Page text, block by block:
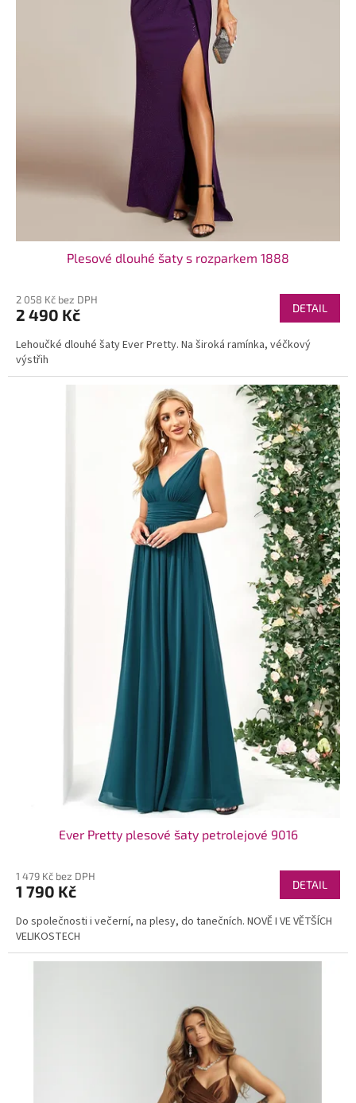
Plesové dlouhé šaty s rozparkem 1888
2 058 Kč bez DPH
2 490 Kč DETAIL
Lehoučké dlouhé šaty Ever Pretty. Na široká ramínka, véčkový
výstřih
Ever Pretty plesové šaty petrolejové 9016
1 479 Kč bez DPH
1 790 Kč DETAIL
Do společnosti i večerní, na plesy, do tanečních. NOVĚ I VE VĚTŠÍCH
VELIKOSTECH